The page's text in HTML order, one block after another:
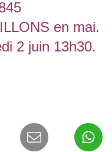
en mai.
2 juin 13h30.